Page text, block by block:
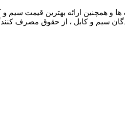
در طول 10 سال گذشته توانسته است با حذف واسطه ها و
سیم و کابل ، از حقوق مصرف